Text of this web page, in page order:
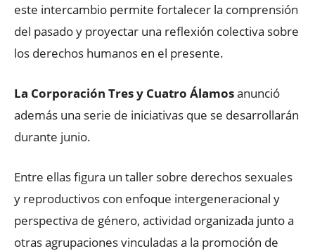
este intercambio permite fortalecer la comprensión
del pasado y proyectar una reflexión colectiva sobre
los derechos humanos en el presente.
La Corporación Tres y Cuatro Álamosanunció
además una serie de iniciativas que se desarrollarán
durante junio.
Entre ellas figura un taller sobre derechos sexuales
y reproductivos con enfoque intergeneracional y
perspectiva de género, actividad organizada junto a
otras agrupaciones vinculadas a la promoción de